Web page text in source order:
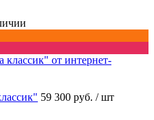
59 300 руб. / шт